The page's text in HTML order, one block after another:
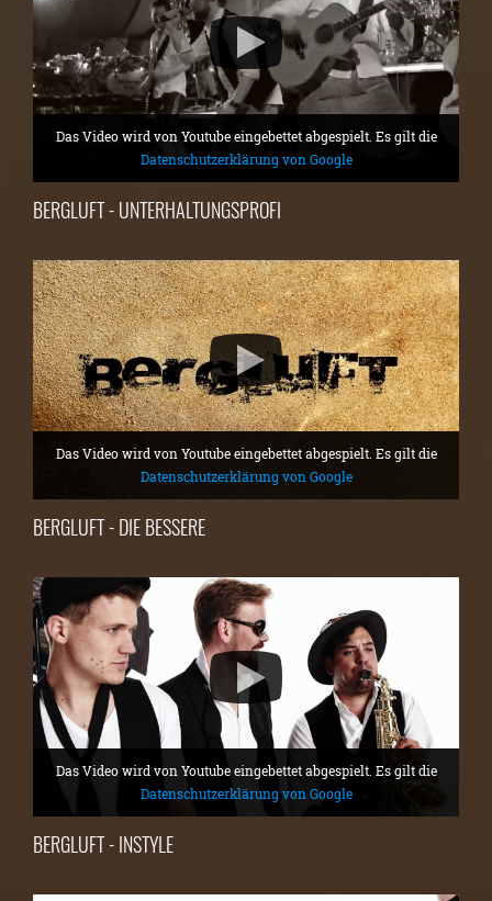
Das Video wird von Youtube eingebettet abgespielt. Es gilt die
Datenschutzerklärung von Google
BERGLUFT - UNTERHALTUNGSPROFI
Das Video wird von Youtube eingebettet abgespielt. Es gilt die
Datenschutzerklärung von Google
BERGLUFT - DIE BESSERE
Das Video wird von Youtube eingebettet abgespielt. Es gilt die
Datenschutzerklärung von Google
BERGLUFT - INSTYLE